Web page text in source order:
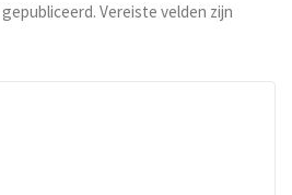
Vereiste velden zijn